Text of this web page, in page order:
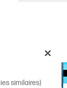
similaires)